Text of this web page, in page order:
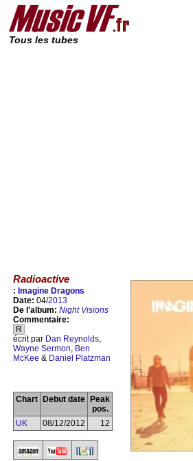
Tous les tubes
Radioactive
: Imagine Dragons
Date: 04/2013
De l'album: Night Visions
Commentaire:
R
écrit par Dan Reynolds,
Wayne Sermon, Ben
McKee & Daniel Platzman
Chart Debut date
Peak
pos.
UK
08/12/2012 12